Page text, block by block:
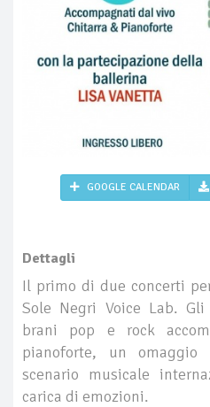
GOOGLE CALENDAR
Dettagli
Il primo di due concerti
Sole Negri Voice Lab.
brani pop e rock
pianoforte, un
scenario musicale
carica di emozioni.